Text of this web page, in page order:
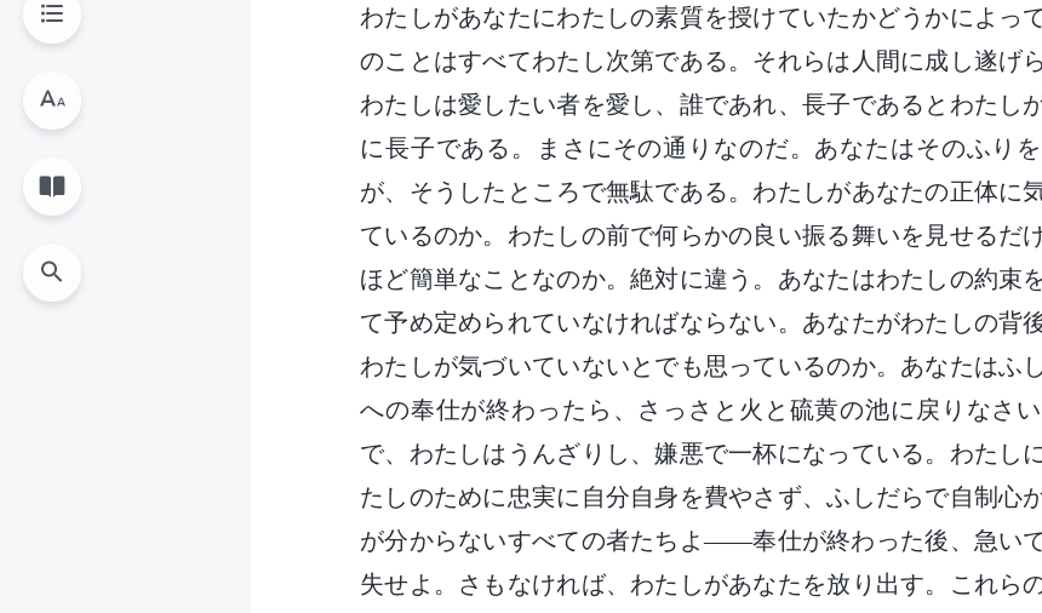
わたしがあなたにわたしの素質を授けていたかどうかによっ
のことはすべてわたし次第である。それらは人間に成し遂げ
わたしは愛したい者を愛し、誰であれ、長子であるとわたし
に長子である。まさにその通りなのだ。あなたはそのふり
が、そうしたところで無駄である。わたしがあなたの正体に
ているのか。わたしの前で何らかの良い振る舞いを見せるだ
ほど簡単なことなのか。絶対に違う。あなたはわたしの約束
て予め定められていなければならない。あなたがわたしの背
わたしが気づいていないとでも思っているのか。あなたはふ
への奉仕が終わったら、さっさと火と硫黄の池に戻りなさ
で、わたしはうんざりし、嫌悪で一杯になっている。わたし
たしのために忠実に自分自身を費やさず、ふしだらで自制心
が分からないすべての者たちよ――奉仕が終わった後、急い
失せよ。さもなければ、わたしがあなたを放り出す。これら